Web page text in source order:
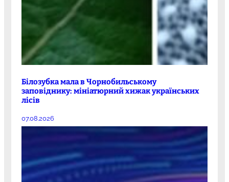
Білозубка мала в Чорнобильському
заповіднику: мініатюрний хижак українських
лісів
07.08.2026